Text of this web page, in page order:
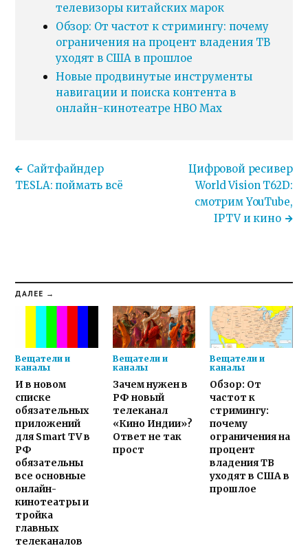
телевизоры китайских марок
Обзор: От частот к стримингу: почему
ограничения на процент владения ТВ
уходят в США в прошлое
Новые продвинутые инструменты
навигации и поиска контента в
онлайн-кинотеатре HBO Max
Сайтфайндер
TESLA: поймать всё
Цифровой ресивер
World Vision T62D:
смотрим YouTube,
IPTV и кино
ДАЛЕЕ →
Вещатели и
каналы
И в новом
списке
обязательных
приложений
для Smart TV в
РФ
обязательны
все основные
онлайн-
кинотеатры и
тройка
главных
телеканалов
Вещатели и
каналы
Зачем нужен в
РФ новый
телеканал
«Кино Индии»?
Ответ не так
прост
Вещатели и
каналы
Обзор: От
частот к
стримингу:
почему
ограничения на
процент
владения ТВ
уходят в США в
прошлое